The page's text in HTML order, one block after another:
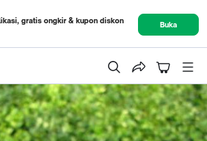
gratis ongkir & kupon diskon
Buka